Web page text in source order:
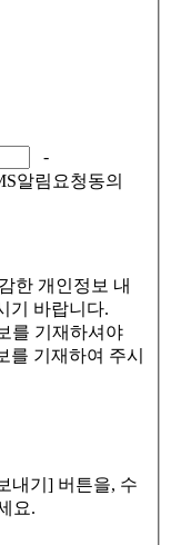
-
알림요청동의
한 개인정보 내
기 바랍니다.
를 기재하셔야
를 기재하여 주시
내기] 버튼을, 수
요.